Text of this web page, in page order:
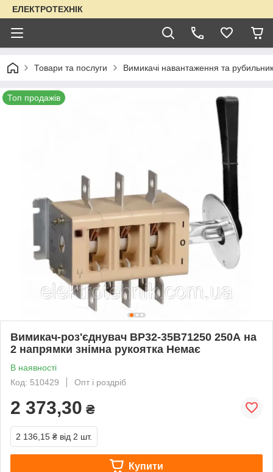
ЕЛЕКТРОТЕХНІК
Товари та послуги Вимикачі навантаження та
Топ продажів
Вимикач-роз'єднувач ВР32-35B71250 250А на
2 напрямки знімна рукоятка Немає
В наявності
Код: 510429
Опт і роздріб
2 373,30 ₴
2 136,15 ₴ від 2 шт.
Купити